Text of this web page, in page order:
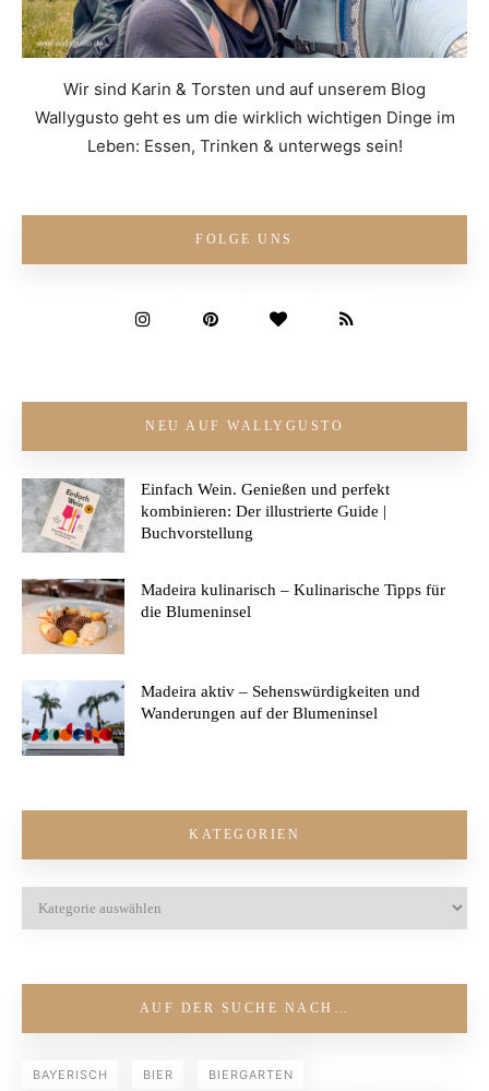
Wir sind Karin & Torsten und auf unserem Blog
Wallygusto geht es um die wirklich wichtigen Dinge im
Leben: Essen, Trinken & unterwegs sein!
FOLGE UNS
NEU AUF WALLYGUSTO
Einfach Wein. Genießen und perfekt
kombinieren: Der illustrierte Guide |
Buchvorstellung
Madeira kulinarisch – Kulinarische Tipps für
die Blumeninsel
Madeira aktiv – Sehenswürdigkeiten und
Wanderungen auf der Blumeninsel
KATEGORIEN
AUF DER SUCHE NACH…
BAYERISCH BIER BIERGARTEN